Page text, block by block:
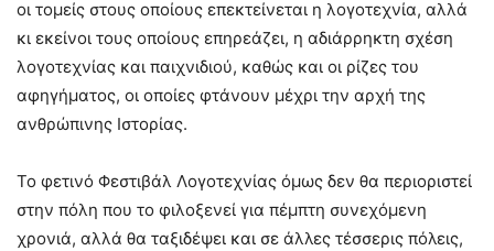
οι τομείς στους οποίους επεκτείνεται η λογοτεχνία, αλλά
κι εκείνοι τους οποίους επηρεάζει, η αδιάρρηκτη σχέση
λογοτεχνίας και παιχνιδιού, καθώς και οι ρίζες του
αφηγήματος, οι οποίες φτάνουν μέχρι την αρχή της
ανθρώπινης Ιστορίας.
Το φετινό Φεστιβάλ Λογοτεχνίας όμως δεν θα περιοριστεί
στην πόλη που το φιλοξενεί για πέμπτη συνεχόμενη
χρονιά, αλλά θα ταξιδέψει και σε άλλες τέσσερις πόλεις,